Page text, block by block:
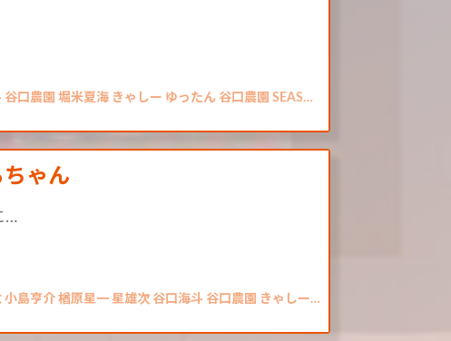
口農園 堀米夏海 きゃしー ゆったん 谷口農園 SEAS…
ちゃん
…
島亨介 楢原星一 星雄次 谷口海斗 谷口農園 きゃしー…